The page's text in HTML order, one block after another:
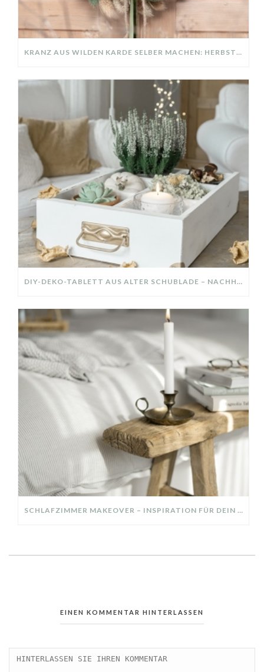
KRANZ AUS WILDEN KARDE SELBER MACHEN: HERBSTDEKO GANZ EINFACH
DIY-DEKO-TABLETT AUS ALTER SCHUBLADE – NACHHALTIGE HERBSTDEKO SELBER MACHEN!
SCHLAFZIMMER MAKEOVER – INSPIRATION FÜR DEIN SCHLAFZIMMER: AUS ALT MACH NEU – HELL, GEMÜTLICH UND EINLADEND
EINEN KOMMENTAR HINTERLASSEN